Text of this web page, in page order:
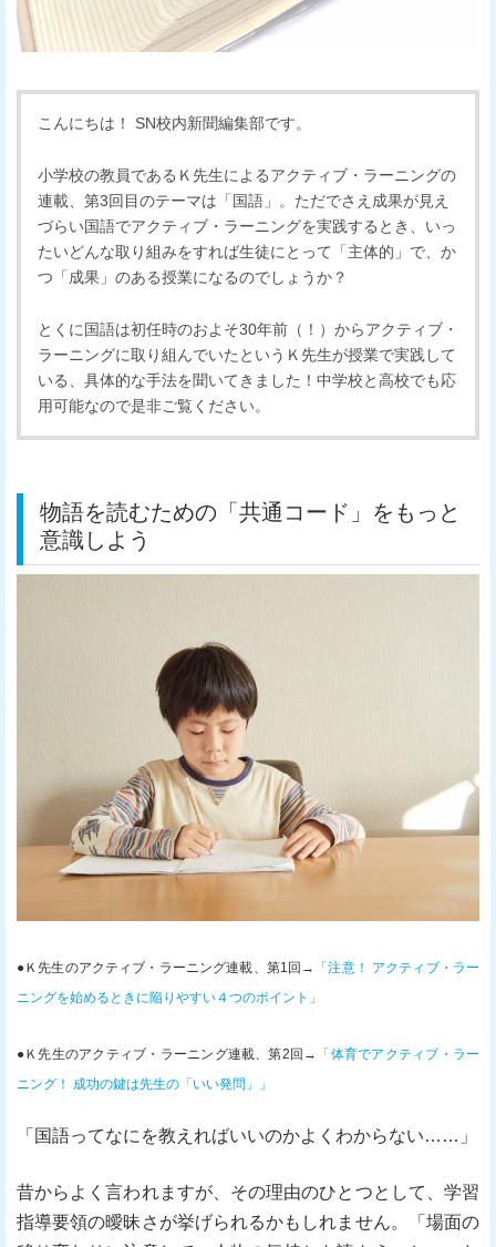
こんにちは！ SN校内新聞編集部です。
小学校の教員であるＫ先生によるアクティブ・ラーニングの
連載、第3回目のテーマは「国語」。ただでさえ成果が見え
づらい国語でアクティブ・ラーニングを実践するとき、いっ
たいどんな取り組みをすれば生徒にとって「主体的」で、か
つ「成果」のある授業になるのでしょうか？
とくに国語は初任時のおよそ30年前（！）からアクティブ・
ラーニングに取り組んでいたというＫ先生が授業で実践して
いる、具体的な手法を聞いてきました！中学校と高校でも応
用可能なので是非ご覧ください。
物語を読むための「共通コード」をもっと
意識しよう
●Ｋ先生のアクティブ・ラーニング連載、第1回→
「注意！ アクティブ・ラー
ニングを始めるときに陥りやすい４つのポイント」
●Ｋ先生のアクティブ・ラーニング連載、第2回→ 「 体育でアクティブ・ラー
ニング！ 成功の鍵は先生の「いい発問」」
「国語ってなにを教えればいいのかよくわからない……」
昔からよく言われますが、その理由のひとつとして、学習
指導要領の曖昧さが挙げられるかもしれません。「場面の